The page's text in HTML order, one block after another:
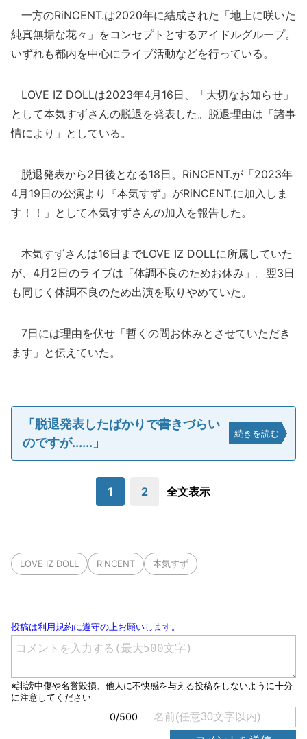
一方のRiNCENT.は2020年に結成された「地上に咲いた
純真無垢な花々」をコンセプトとするアイドルグループ。
いずれも都内を中心にライブ活動などを行っている。
LOVE IZ DOLLは2023年4月16日、「大切なお知らせ」
として本気すずさんの脱退を発表した。脱退理由は「諸事
情により」としている。
脱退発表から2日後となる18日。RiNCENT.が「2023年
4月19日の公演より『本気すず』がRiNCENT.に加入しま
す！！」として本気すずさんの加入を報告した。
本気すずさんは16日までLOVE IZ DOLLに所属していた
が、4月2日のライブは「体調不良のためお休み」。翌3日
も同じく体調不良のため出演を取りやめていた。
7日には理由を伏せ「暫くの間お休みとさせていただき
ます」と伝えていた。
「脱退発表したばかりで書きづらい
のですが......」
続きを読む
1 2 全文表示
LOVE IZ DOLL RiNCENT 本気すず